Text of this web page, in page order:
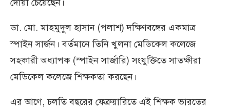
দোয়া চেয়েছেন।
ডা. মো. মাহমুদুল হাসান (পলাশ) দক্ষিণবঙ্গের একমাত্র
স্পাইন সার্জন। বর্তমানে তিনি খুলনা মেডিকেল কলেজে
সহকারী অধ্যাপক (স্পাইন সার্জারি) সংযুক্তিতে সাতক্ষীরা
মেডিকেল কলেজে শিক্ষকতা করছেন।
এর আগে, চলতি বছরের ফেব্রুয়ারিতে এই শিক্ষক ভারতের